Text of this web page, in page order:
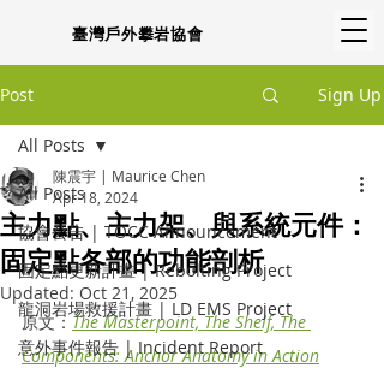
臺灣戶外攀岩協會
Post Sign Up
All Posts
協會公告 | TOCC Announcement
固定點更新計畫 | Rebolting Project
龍洞岩場救援計畫 | LD EMS Project
意外事件報告 | Incident Report
All Posts
主力點、主力架、與系統元件：
固定點各部的功能剖析
陳震宇 | Maurice Chen
Apr 18, 2024
Updated: Oct 21, 2025
原文：The Masterpoint, The Shelf, The
Components: Anchor Anatomy in Action